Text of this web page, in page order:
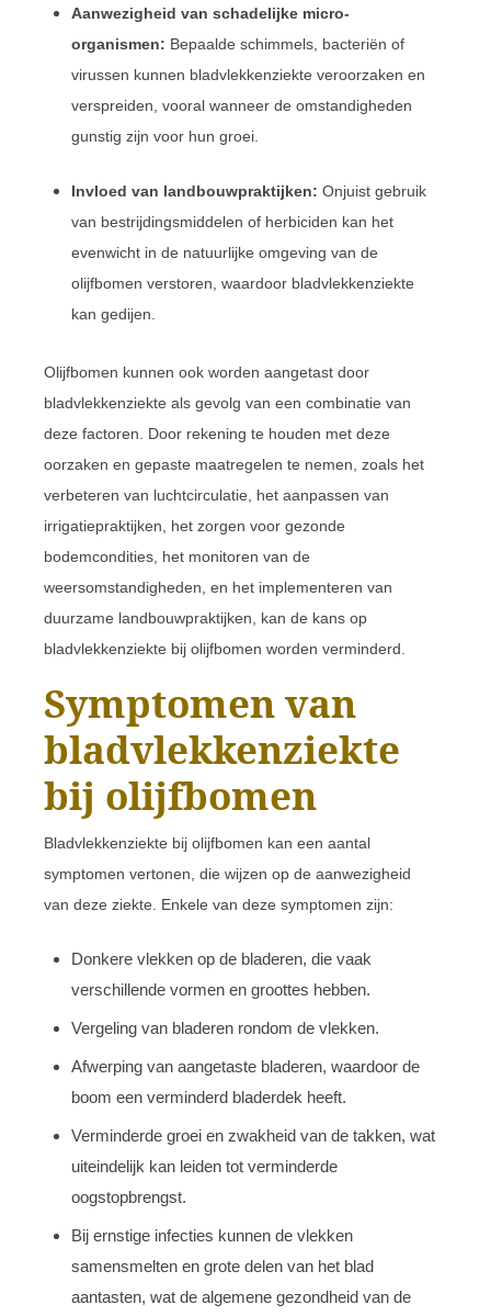
Aanwezigheid van schadelijke micro-
organismen: Bepaalde schimmels, bacteriën of
virussen kunnen bladvlekkenziekte veroorzaken en
verspreiden, vooral wanneer de omstandigheden
gunstig zijn voor hun groei.
Invloed van landbouwpraktijken: Onjuist gebruik
van bestrijdingsmiddelen of herbiciden kan het
evenwicht in de natuurlijke omgeving van de
olijfbomen verstoren, waardoor bladvlekkenziekte
kan gedijen.
Olijfbomen kunnen ook worden aangetast door
bladvlekkenziekte als gevolg van een combinatie van
deze factoren. Door rekening te houden met deze
oorzaken en gepaste maatregelen te nemen, zoals het
verbeteren van luchtcirculatie, het aanpassen van
irrigatiepraktijken, het zorgen voor gezonde
bodemcondities, het monitoren van de
weersomstandigheden, en het implementeren van
duurzame landbouwpraktijken, kan de kans op
bladvlekkenziekte bij olijfbomen worden verminderd.
Symptomen van
bladvlekkenziekte
bij olijfbomen
Bladvlekkenziekte bij olijfbomen kan een aantal
symptomen vertonen, die wijzen op de aanwezigheid
van deze ziekte. Enkele van deze symptomen zijn:
Donkere vlekken op de bladeren, die vaak
verschillende vormen en groottes hebben.
Vergeling van bladeren rondom de vlekken.
Afwerping van aangetaste bladeren, waardoor de
boom een verminderd bladerdek heeft.
Verminderde groei en zwakheid van de takken, wat
uiteindelijk kan leiden tot verminderde
oogstopbrengst.
Bij ernstige infecties kunnen de vlekken
samensmelten en grote delen van het blad
aantasten, wat de algemene gezondheid van de